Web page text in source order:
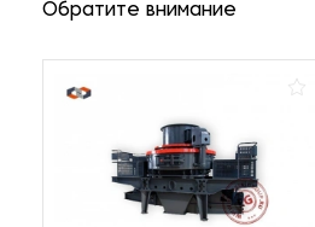
Обратите внимание